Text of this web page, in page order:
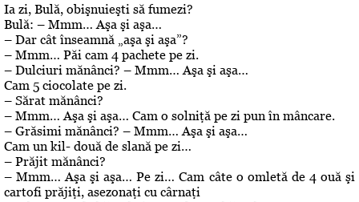
Ia zi, Bulă, obişnuieşti să fumezi?
Bulă: – Mmm… Aşa şi aşa…
– Dar cât înseamnă „aşa şi aşa”?
– Mmm… Păi cam 4 pachete pe zi.
– Dulciuri mănânci? – Mmm… Aşa şi aşa…
Cam 5 ciocolate pe zi.
– Sărat mănânci?
– Mmm… Aşa şi aşa… Cam o solniţă pe zi pun în mâncare.
– Grăsimi mănânci? – Mmm… Aşa şi aşa…
Cam un kil- două de slană pe zi…
– Prăjit mănânci?
– Mmm… Aşa şi aşa… Pe zi… Cam câte o omletă de 4 ouă şi
cartofi prăjiţi, asezonaţi cu cârnaţi